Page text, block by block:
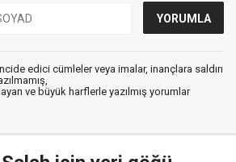
edici cümleler veya imalar, inançlara saldırı
ve büyük harflerle yazılmış yorumlar